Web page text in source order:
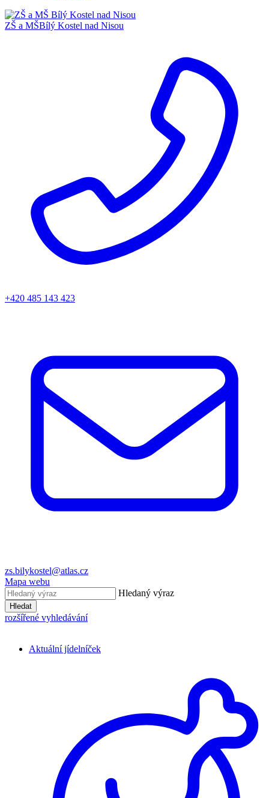
ZŠ a MŠBílý Kostel nad Nisou
+420 485 143 423
zs.bilykostel@atlas.cz
Mapa webu
Hledaný výraz
Hledat
rozšířené vyhledávání
Aktuální jídelníček